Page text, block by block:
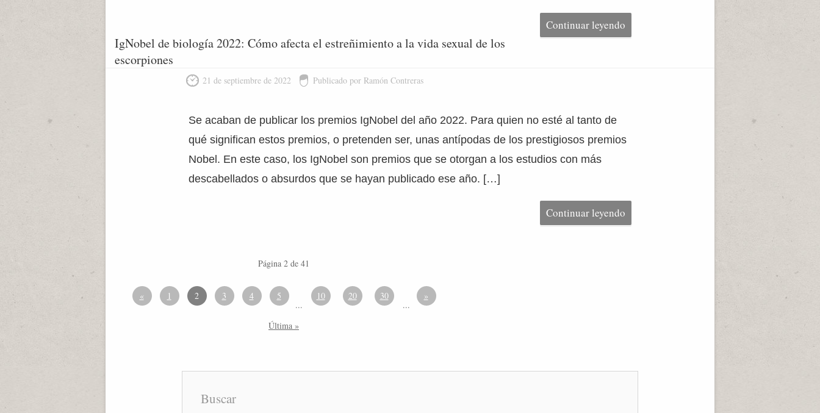
Continuar leyendo
IgNobel de biología 2022: Cómo afecta el estreñimiento a la vida sexual de los
escorpiones
21 de septiembre de 2022 Publicado por Ramón Contreras
Se acaban de publicar los premios IgNobel del año 2022. Para quien no esté al tanto de
qué significan estos premios, o pretenden ser, unas antípodas de los prestigiosos premios
Nobel. En este caso, los IgNobel son premios que se otorgan a los estudios con más
descabellados o absurdos que se hayan publicado ese año. […]
Continuar leyendo
Página 2 de 41
« 1 2 3 4 5
...
10 20 30
...
»
Última »
Buscar